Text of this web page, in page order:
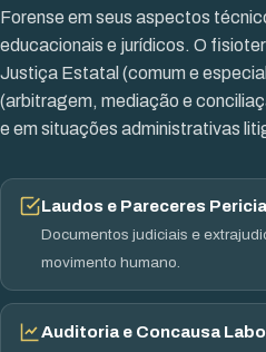
Forense em seus aspectos
educacionais e jurídicos. O
Justiça Estatal (comum e
(arbitragem, mediação e
e em situações administrativas
Laudos e Pareceres
Documentos judiciais e
movimento humano.
Auditoria e Concausa